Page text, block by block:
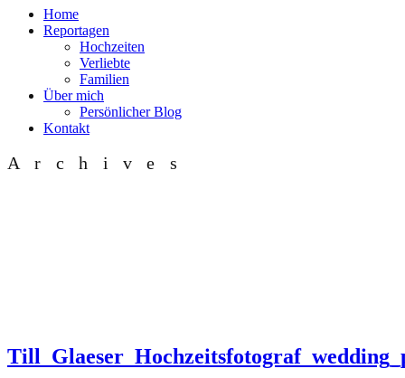
Home
Reportagen
Hochzeiten
Verliebte
Familien
Über mich
Persönlicher Blog
Kontakt
Archives